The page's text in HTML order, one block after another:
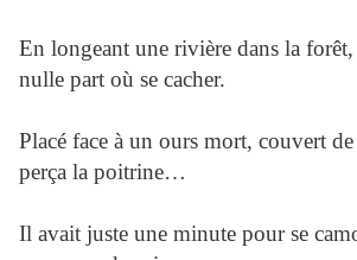
En longeant une rivière dans la
nulle part où se cacher.
Placé face à un ours mort, couvert
perça la poitrine…
Il avait juste une minute pour se